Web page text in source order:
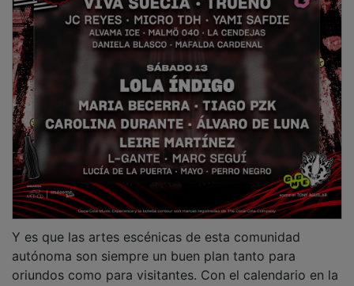
festival de teatro contemporáneo más longevo de
España y un evento extraordinario en la escena
cultural nacional, al fusionar tradición e innovación en
la vanguardia rural.
Para cerrar el mes nos vamos a Guadalajara, donde
del 28 al 30 de agosto llega la mejor música con el
Festival Gigante. Despistaos, Alice Wonder o La
Habitación Roja, entre las propuestas de un cartel que
no dejará indiferente a nadie.
Lazarillo y el teatro